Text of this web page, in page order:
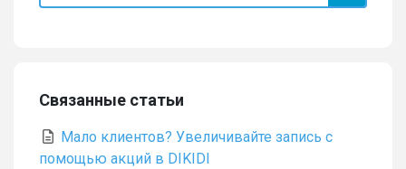
Связанные статьи
Мало клиентов? Увеличивайте запись с
помощью акций в DIKIDI